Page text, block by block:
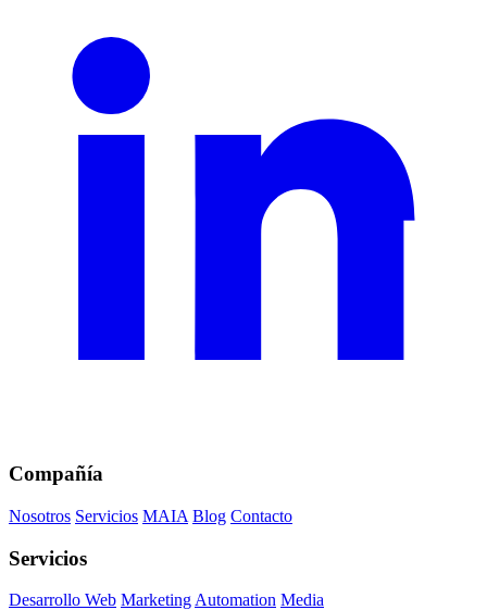
Compañía
Nosotros Servicios MAIA Blog Contacto
Servicios
Desarrollo Web MarketingAutomation Media